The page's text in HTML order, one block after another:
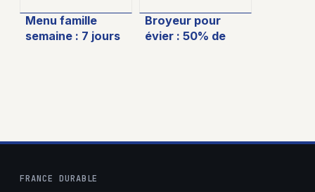
Menu famille
semaine : 7 jours
Broyeur pour
évier : 50% de
FRANCE DURABLE